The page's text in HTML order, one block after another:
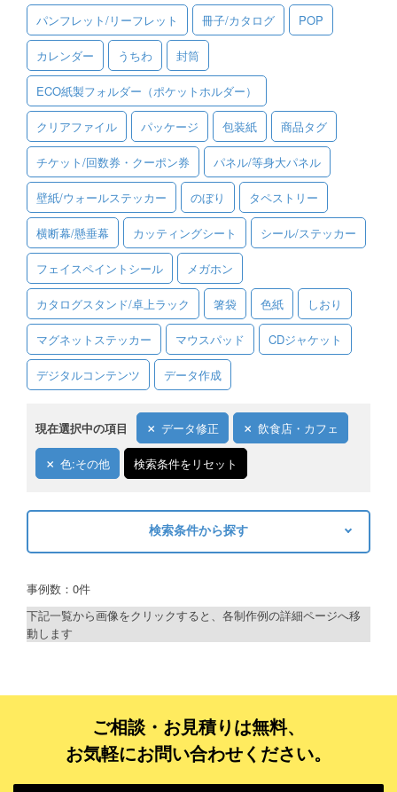
ご利用ガイド
ご利用の流れ
ご注文方法について
キャンセルについて
FAQ（よくあるご質問）
資料をダウンロード
ご利用規約
お見積り・お問合せ
パンフレット/リーフレット 冊子/カタログ POP
カレンダー うちわ 封筒
ECO紙製フォルダー（ポケットホルダー）
クリアファイル パッケージ 包装紙 商品タグ
チケット/回数券・クーポン券 パネル/等身大パネル
壁紙/ウォールステッカー のぼり タペストリー
横断幕/懸垂幕 カッティングシート シール/ステッカー
フェイスペイントシール メガホン
カタログスタンド/卓上ラック 箸袋 色紙 しおり
マグネットステッカー マウスパッド CDジャケット
デジタルコンテンツ データ作成
現在選択中の項目 データ修正 飲食店・カフェ
色:その他 検索条件をリセット
検索条件から探す
制作プランで探す
ベーシックコース
シルバーコース
ゴールドコース
事例数：0件
下記一覧から画像をクリックすると、各制作例の詳細ページへ移
動します
ご相談・お見積りは無料、
お気軽にお問い合わせください。